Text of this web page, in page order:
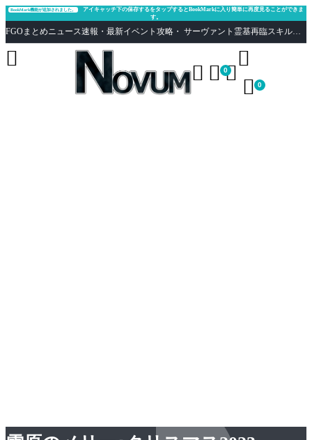
BookMark機能が追加されました。
アイキャッチ下の保存するをタップするとBookMarkに入り簡単に再度見ることができま
す。
FGOまとめニュース速報・最新イベント攻略・ サーヴァント霊基再臨スキル性能評価まとめ Fate/Grand Order
  0

 0
